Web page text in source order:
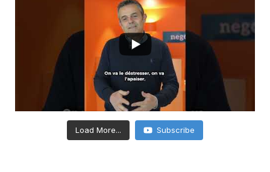
Load More... Subscribe